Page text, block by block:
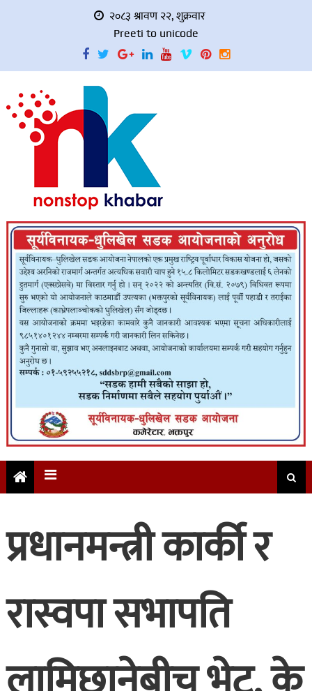
२०८३ श्रावण २२, शुक्रवार
Preeti to unicode
प्रधानमन्त्री कार्की र
रास्वपा सभापति